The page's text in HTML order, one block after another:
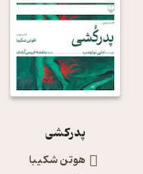
پدرکشی
هوتن شکیبا